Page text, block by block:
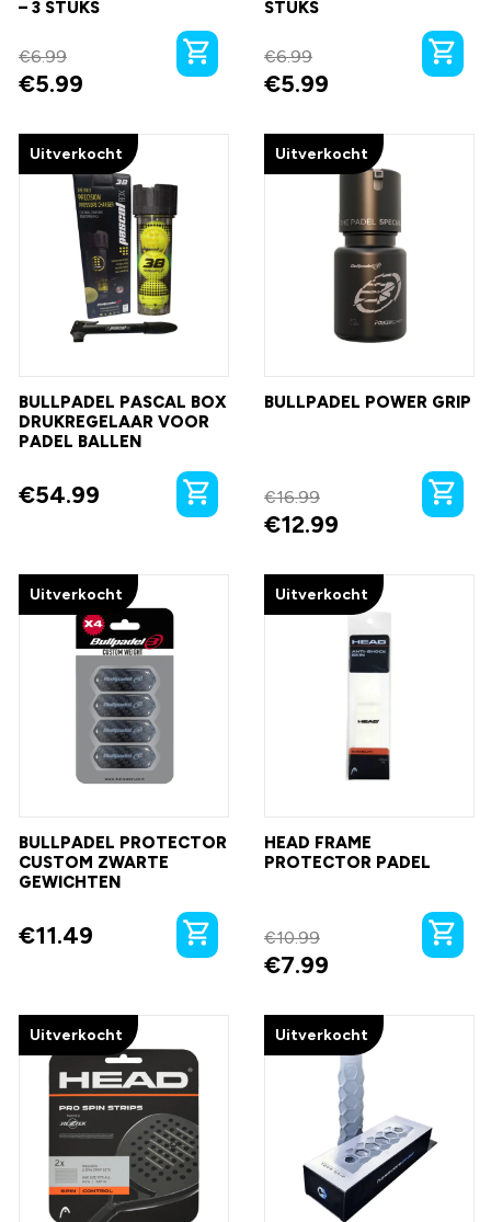
– 3 STUKS
€6.99
€5.99
STUKS
€6.99
€5.99
Uitverkocht
BULLPADEL PASCAL BOX
DRUKREGELAAR VOOR
PADEL BALLEN
€54.99
Uitverkocht
BULLPADEL POWER GRIP
€16.99
€12.99
Uitverkocht
BULLPADEL PROTECTOR
CUSTOM ZWARTE
GEWICHTEN
€11.49
Uitverkocht
HEAD FRAME
PROTECTOR PADEL
€10.99
€7.99
Uitverkocht Uitverkocht